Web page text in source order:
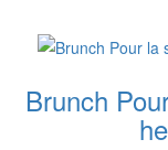
Brunch